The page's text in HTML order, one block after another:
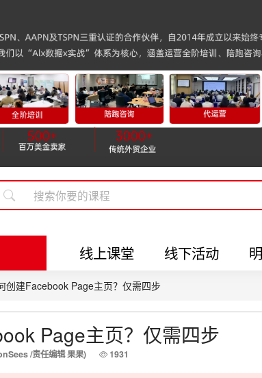
线上课堂 线下活动
创建Facebook Page主页？仅需四步
Page主页？仅需四步
/责任编辑 果果) 1931